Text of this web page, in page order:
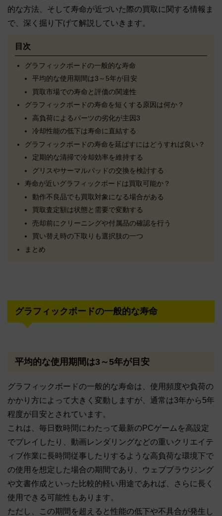
的な方法、そして寿命が近づいた際の買取に関する情報ま
で、深く掘り下げて解説していきます。
目次
グラフィックボードの一般的な寿命
平均的な使用期間は3～5年が目安
買取市場での寿命と評価の関連性
グラフィックボードの寿命を短くする原因は何か？
高負荷によるパーツの劣化が主因3
冷却性能の低下は寿命に直結する
グラフィックボードの寿命を延ばすにはどうすれば良い？
定期的な清掃で冷却効率を維持する
グリスやサーマルパッドの交換を検討する
寿命が近いグラフィックボードは買取可能か？
動作不良品でも買取対象になる場合がある
買取査定額は状態と需要で変動する
売却前にクリーニングや付属品の確認を行う
買い替え時の下取りも選択肢の一つ
まとめ
グラフィックボードの一般的な寿命
平均的な使用期間は3～5年が目安
グラフィックボードの一般的な寿命は、使用頻度や負荷の
かかり方によって大きく変動しますが、通常は3年から5年
程度が目安とされています。
これは、毎日数時間にわたって最新のPCゲームを高設定
でプレイしたり、動画レンダリングなどの重いクリエイテ
ィブ作業に長時間従事したりするような高負荷な環境下で
の使用を想定した場合の期間であり、ウェブブラウジング
や文書作成といった比較的軽い用途であれば、さらに長く
使用できる可能性もあります。
ただし、この期間を超えると性能の低下や不具合が発生し